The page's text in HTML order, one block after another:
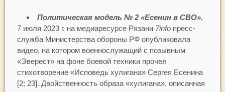
Политическая модель № 2 «Есенин в СВО».
7 июля 2023 г. на медиаресурсе Рязани 7infoпресс-
служба Министерства обороны РФ опубликовала
видео, на котором военнослужащий с позывным
«Эверест» на фоне боевой техники прочел
стихотворение «Исповедь хулигана» Сергея Есенина
[2; 23]. Двойственность образа «хулигана», описанная